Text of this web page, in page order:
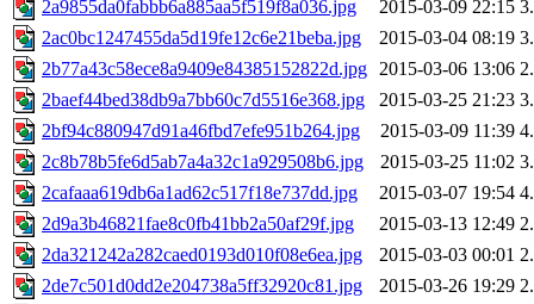
2a9855da0fabbb6a885aa5f519f8a036.jpg
2015-03-09 22:15
2ac0bc1247455da5d19fe12c6e21beba.jpg
2015-03-04 08:19
2b77a43c58ece8a9409e84385152822d.jpg 2015-03-06 13:06
2baef44bed38db9a7bb60c7d5516e368.jpg
2015-03-25 21:23
2bf94c880947d91a46fbd7efe951b264.jpg
2015-03-09 11:39
2c8b78b5fe6d5ab7a4a32c1a929508b6.jpg
2015-03-25 11:02
2cafaaa619db6a1ad62c517f18e737dd.jpg
2015-03-07 19:54
2d9a3b46821fae8c0fb41bb2a50af29f.jpg
2015-03-13 12:49
2da321242a282caed0193d010f08e6ea.jpg
2015-03-03 00:01
2de7c501d0dd2e204738a5ff32920c81.jpg
2015-03-26 19:29